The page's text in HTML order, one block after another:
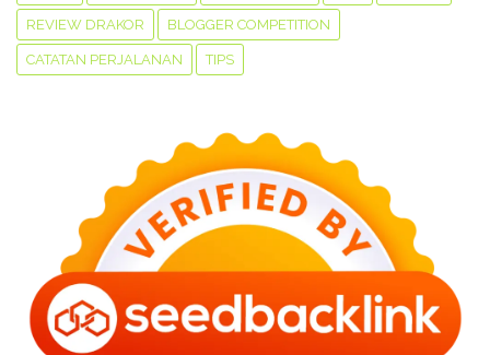
REVIEW DRAKOR BLOGGER COMPETITION
CATATAN PERJALANAN TIPS